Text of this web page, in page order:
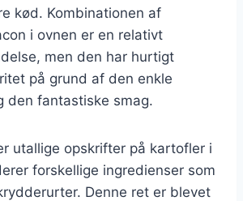
kød. Kombinationen af
i ovnen er en relativt
men den har hurtigt
på grund af den enkle
den fantastiske smag.
utallige opskrifter på kartofler i
forskellige ingredienser som
Denne ret er blevet